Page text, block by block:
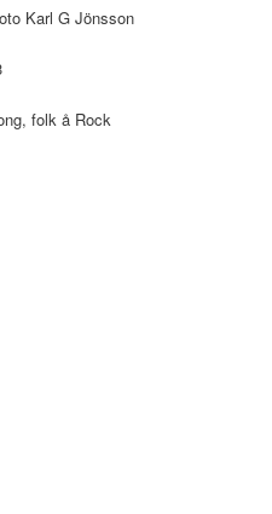
Karl G Jönsson
folk å Rock